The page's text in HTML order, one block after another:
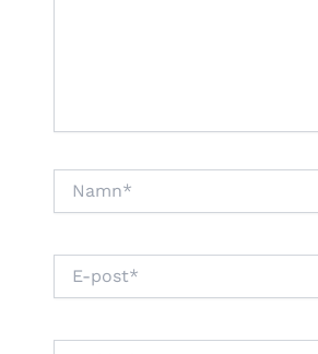
post*